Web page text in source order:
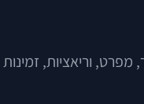
וריאציות,